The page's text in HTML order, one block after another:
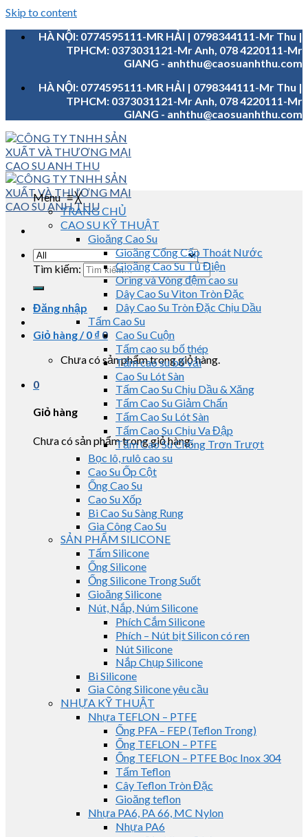
Skip to content
HÀ NỘI: 0774595111-MR HẢI | 0798344111-Mr Thu |
TPHCM: 0373031121-Mr Anh, 078 4220111-Mr
GIANG - anhthu@caosuanhthu.com
HÀ NỘI: 0774595111-MR HẢI | 0798344111-Mr Thu |
TPHCM: 0373031121-Mr Anh, 078 4220111-Mr
GIANG - anhthu@caosuanhthu.com
Tìm kiếm:
Đăng nhập
Giỏ hàng /0 ₫ 0
Chưa có sản phẩm trong giỏ hàng.
0
Giỏ hàng
Chưa có sản phẩm trong giỏ hàng.
Menu≡╳
TRANG CHỦ
CAO SU KỸ THUẬT
Gioăng Cao Su
Gioăng Cống Cấp Thoát Nước
Gioăng Cao Su Tủ Điện
Oring và Vòng đệm cao su
Dây Cao Su Viton Tròn Đặc
Dây Cao Su Tròn Đặc Chịu Dầu
Tấm Cao Su
Cao Su Cuộn
Tấm cao su bố thép
Tấm cao su bố vải
Cao Su Lót Sàn
Tấm Cao Su Chịu Dầu & Xăng
Tấm Cao Su Giảm Chấn
Tấm Cao Su Lót Sàn
Tấm Cao Su Chịu Va Đập
Tấm Cao Su Chống Trơn Trượt
Bọc lô, rulô cao su
Cao Su Ốp Cột
Ống Cao Su
Cao Su Xốp
Bi Cao Su Sàng Rung
Gia Công Cao Su
SẢN PHẨM SILICONE
Tấm Silicone
Ống Silicone
Ống Silicone Trong Suốt
Gioăng Silicone
Nút, Nắp, Núm Silicone
Phích Cắm Silicone
Phích – Nút bịt Silicon có ren
Nút Silicone
Nắp Chụp Silicone
Bi Silicone
Gia Công Silicone yêu cầu
NHỰA KỸ THUẬT
Nhựa TEFLON – PTFE
Ống PFA – FEP (Teflon Trong)
Ống TEFLON – PTFE
Ống TEFLON – PTFE Bọc Inox 304
Tấm Teflon
Cây Teflon Tròn Đặc
Gioăng teflon
Nhựa PA6, PA 66, MC Nylon
Nhựa PA6